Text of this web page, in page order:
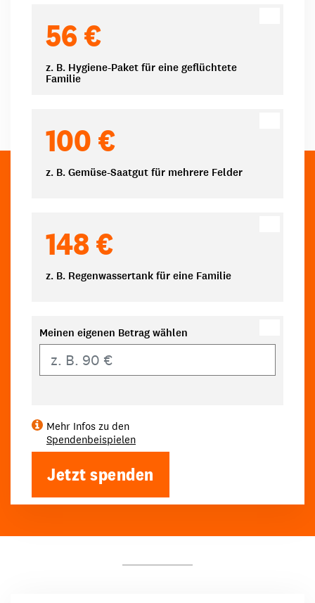
56 €
z. B. Hygiene-Paket für eine geflüchtete
Familie
100 €
z. B. Gemüse-Saatgut für mehrere Felder
148 €
z. B. Regenwassertank für eine Familie
Meinen eigenen Betrag wählen
Mehr Infos zu den
Spendenbeispielen
Jetzt spenden